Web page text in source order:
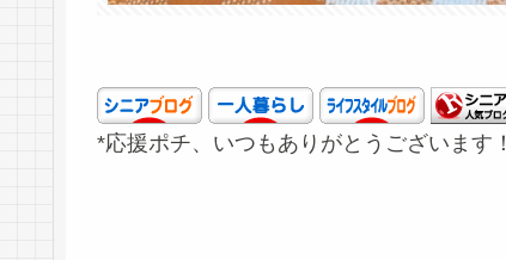
*応援ポチ、いつもありがとうございます！